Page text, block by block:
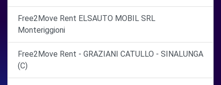
Free2Move Rent ELSAUTO MOBIL SRL
Monteriggioni
Free2Move Rent - GRAZIANI CATULLO - SINALUNGA
(C)